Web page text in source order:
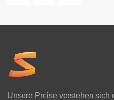
Unsere Preise verstehen sich